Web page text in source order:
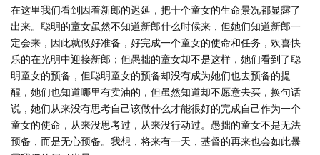
在这里我们看到因着新郎的迟延，把十个童女的生命景况都显露了
出来。聪明的童女虽然不知道新郎什么时候来，但她们知道新郎一
定会来，因此就做好准备，好完成一个童女的使命和任务，欢喜快
乐的在光明中迎接新郎；但愚拙的童女却不是这样，她们看到了聪
明童女的预备，但聪明童女的预备却没有成为她们也去预备的提
醒，她们也知道哪里有卖油的，但虽然知道却不愿意去买，换句话
说，她们从来没有思考自己该做什么才能很好的完成自己作为一个
童女的使命，从来没思考过，从来没行动过。愚拙的童女不是无法
预备，而是无心预备。我想，将来有一天，基督的再来也会如此暴